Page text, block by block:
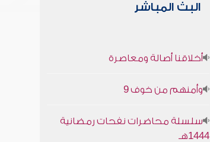
البث المباشر
أخلاقنا أصالة ومعاصرة
وأمنهم من خوف 9
سلسلة محاضرات نفحات رمضانية
1444هـ